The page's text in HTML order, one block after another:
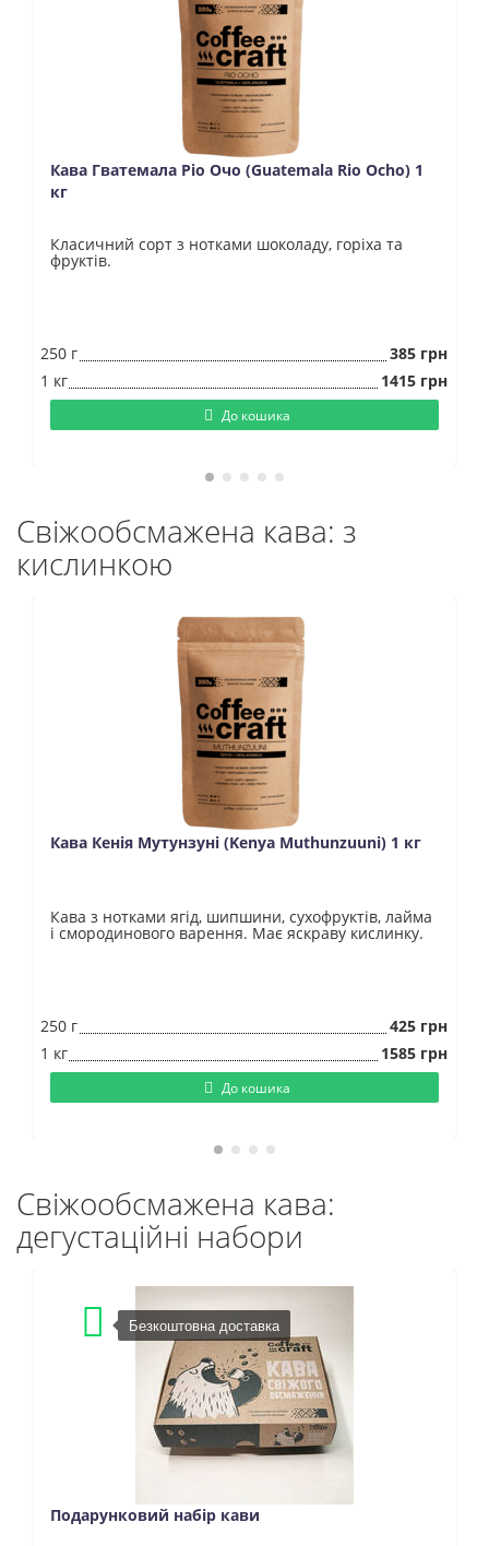
Кава Гватемала Ріо Очо (Guatemala Rio Ocho) 1
кг
Класичний сорт з нотками шоколаду, горіха та
фруктів.
250 г
385 грн
1 кг
1415 грн
До кошика
Свіжообсмажена кава: з
кислинкою
Кава Кенія Мутунзуні (Kenya Muthunzuuni) 1 кг
Кава з нотками ягід, шипшини, сухофруктів, лайма
і смородинового варення. Має яскраву кислинку.
250 г
425 грн
1 кг
1585 грн
До кошика
Свіжообсмажена кава:
дегустаційні набори
Безкоштовна доставка
Подарунковий набір кави